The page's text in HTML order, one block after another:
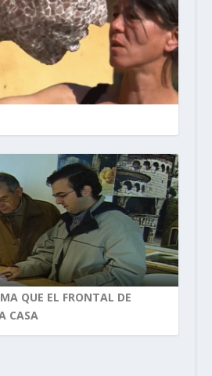
QUE EL FRONTAL DE
CASA